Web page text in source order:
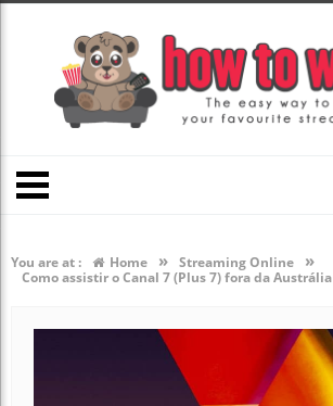
You are at : Home » Streaming Online »
Como assistir o Canal 7 (Plus 7) fora da Austrália